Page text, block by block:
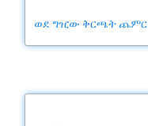
ወደ ግዢው ቅርጫት ጨምር